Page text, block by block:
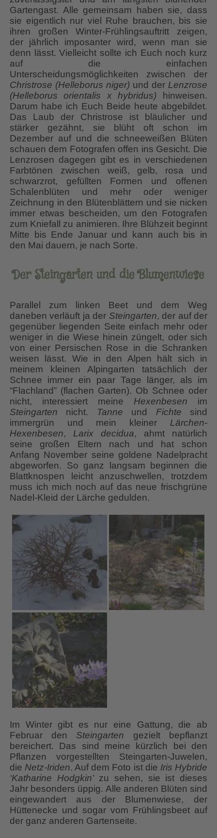
Gartengast. Alle gemeinsam haben sie, dass
sie eigentlich nur viel Ruhe brauchen, bis sie
ihren großen Winter-Frühlingsauftritt zeigen,
der jährlich imposanter wird, wenn man sie
denn lässt. Vielleicht sollte ich Euch noch kurz
auf die einfachen
Unterscheidungsmöglichkeiten zwischen der
Christrose (Helleborus niger) und der Lenzrose
(Helleborus orientalis x hybridus) hinweisen.
Darum habe ich Euch Beide heute abgebildet.
Das Laub der Christrose ist bläulicher und
stärker gezähnt, sie blüht oft schon im
Dezember auf und die schneeweißen Blüten
schauen dem Fotografen offen ins Gesicht. Die
Lenzrosen dagegen gibt es in verschiedenen
Farbtönen zwischen weiß, gelb, rosa und
schwarzrot, gefüllten Formen und offenen
Schalenblüten und mehr oder weniger
Zeichnung in den Blütenblättern und sie nicken
immer etwas bescheiden, um den Fotografen
zum Kniefall zu animieren. Ihre Blühzeit beginnt
Mitte bis Ende Januar und kann auch bis in
den Mai dauern, je nach Sorte.
Der Steingarten und die Blumenwiese
Parallel zum linken Beet und dem Weg
daneben verläuft ja der Steingarten, der auf der
gegenüber liegenden Seite einfach mehr oder
weniger in die Wiese hinein züngelt, oder sich
von einer Persischen Rose in die Schranken
weisen lässt. Wie in den Alpen hält sich in
meinem kleinen Alpingarten tatsächlich der
Schnee immer ein paar Tage länger, als im
“Flachland” (flachen Garten). Ob Schnee oder
nicht, interessiert meine Hexenbesen im
Steingarten nicht. Tanne und Fichte sind
immergrün und mein kleiner Lärchen-
Hexenbesen, Larix decidua, ahmt natürlich
seine großen Eltern nach und hat schon
Anfang November seine goldene Nadelpracht
abgeworfen. So ganz langsam beginnen die
Blattknospen leicht anzuschwellen, trotzdem
muss ich mich noch auf das neue frischgrüne
Nadel-Kleid der Lärche gedulden.
Im Winter gibt es nur eine Gattung, die ab
Februar den Steingarten gezielt bepflanzt
bereichert. Das sind meine kürzlich bei den
Pflanzen vorgestellten Steingarten-Juwelen,
die Netz-Iriden. Auf dem Foto ist die Iris Hybride
‘Katharine Hodgkin’zu sehen, sie ist dieses
Jahr besonders üppig. Alle anderen Blüten sind
eingewandert aus der Blumenwiese, der
Hüttenecke und sogar vom Frühlingsbeet auf
der ganz anderen Gartenseite.